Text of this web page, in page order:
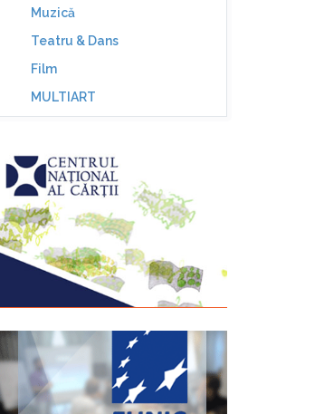
Muzică
Teatru & Dans
Film
MULTIART